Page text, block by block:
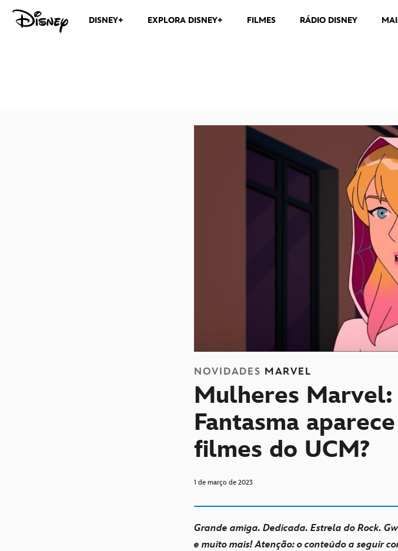
DISNEY+ EXPLORA DISNEY+ FILMES RÁDIO DISNEY
NOVIDADES MARVEL
Mulheres Marvel:
Fantasma
filmes do UCM?
1 de março de 2023
Grande amiga. Dedicada. Estrela do Rock.
e muito mais! Atenção: o conteúdo a seguir